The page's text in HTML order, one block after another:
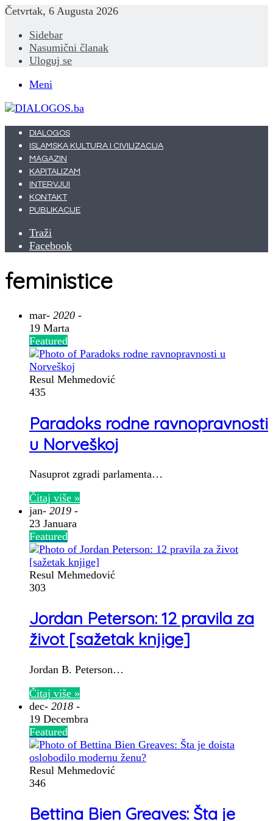
Četvrtak, 6 Augusta 2026
Sidebar
Nasumični članak
Uloguj se
Meni
DIALOGOS
ISLAMSKA KULTURA I CIVILIZACIJA
MAGAZIN
KAPITALIZAM
INTERVJUI
KONTAKT
PUBLIKACIJE
Traži
Facebook
feministice
mar- 2020 -
19 Marta
Featured
Resul Mehmedović
435
Paradoks rodne ravnopravnosti
u Norveškoj
Nasuprot zgradi parlamenta…
Čitaj više »
jan- 2019 -
23 Januara
Featured
Resul Mehmedović
303
Jordan Peterson: 12 pravila za
život [sažetak knjige]
Jordan B. Peterson…
Čitaj više »
dec- 2018 -
19 Decembra
Featured
Resul Mehmedović
346
Bettina Bien Greaves: Šta je